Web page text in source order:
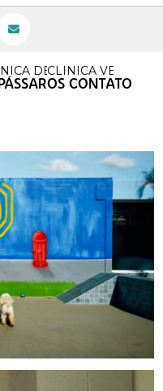
DE VETERINARIA
CLINICA
CONTATO